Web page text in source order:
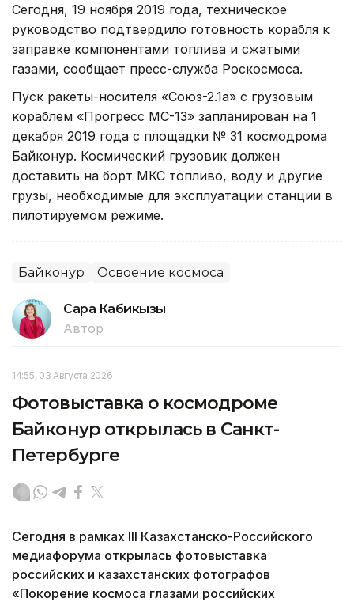
Сегодня, 19 ноября 2019 года, техническое
руководство подтвердило готовность корабля к
заправке компонентами топлива и сжатыми
газами, сообщает пресс-служба Роскосмоса.
Пуск ракеты-носителя «Союз-2.1а» с грузовым
кораблем «Прогресс МС-13» запланирован на 1
декабря 2019 года с площадки № 31 космодрома
Байконур. Космический грузовик должен
доставить на борт МКС топливо, воду и другие
грузы, необходимые для эксплуатации станции в
пилотируемом режиме.
Байконур Освоение космоса
Сара Кабикызы
Автор
14:55, 03 Августа 2026
Фотовыставка о космодроме
Байконур открылась в Санкт-
Петербурге
Сегодня в рамках III Казахстанско-Российского
медиафорума открылась фотовыставка
российских и казахстанских фотографов
«Покорение космоса глазами российских